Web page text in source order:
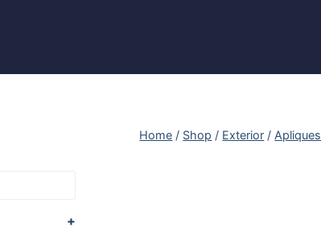
Home / Shop / Exterior / Apliques
+